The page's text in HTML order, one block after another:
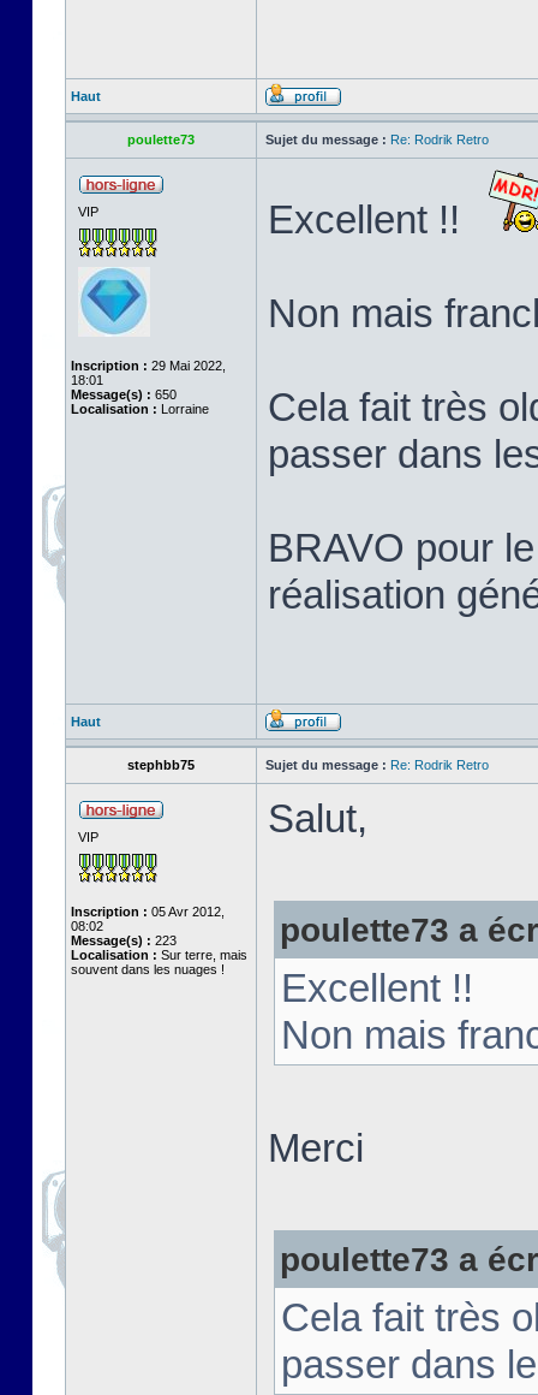
Haut
poulette73 Sujet du message : Re: Rodrik Retro
VIP
Inscription : 29 Mai 2022,
18:01
Message(s) : 650
Localisation : Lorraine
Excellent !!
Non mais
Cela fait très
passer dans
BRAVO pour
réalisation
Haut
stephbb75 Sujet du message : Re: Rodrik Retro
VIP
Inscription : 05 Avr 2012,
08:02
Message(s) : 223
Localisation : Sur terre, mais
souvent dans les nuages !
Salut,
poulette73 a
Excellent !!
Non mais
Merci
poulette73 a
Cela fait très
passer dans